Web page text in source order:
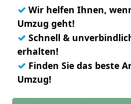
✓ Wir helfen Ihnen,
Umzug geht!
✓ Schnell &
erhalten!
✓ Finden Sie das beste
Umzug!